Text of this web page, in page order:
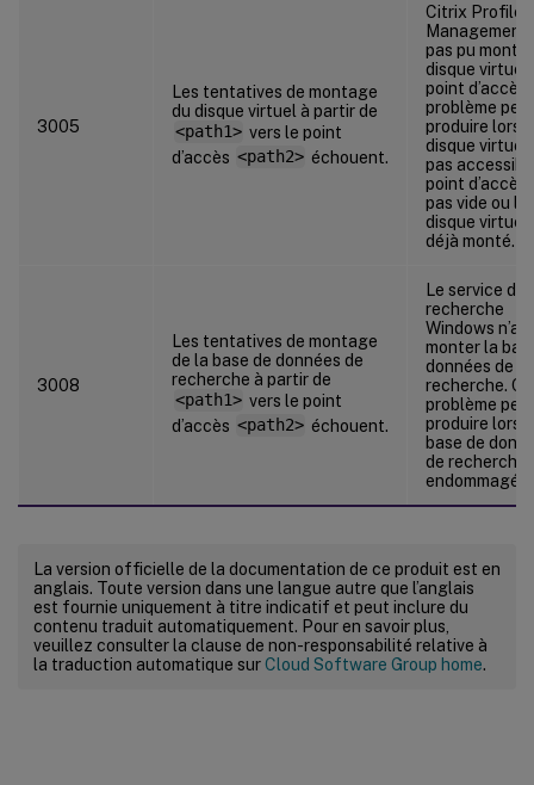
3005
Les tentatives de montage
du disque virtuel à partir de
<path1> vers le point
d’accès <path2> échouent.
Citrix Profile
Management
pas pu
disque virtuel
point d’accès.
problème
produire
disque virtuel
pas
point d’accès
pas vide ou le
disque virtuel
déjà monté.
3008
Les tentatives de montage
de la base de données de
recherche à partir de
<path1> vers le point
d’accès <path2> échouent.
Le service de
recherche
Windows n’a
monter la
données de
recherche. Ce
problème
produire
base de
de recherche
endommagée.
La version officielle de la documentation de ce produit est en
anglais. Toute version dans une langue autre que l’anglais
est fournie uniquement à titre indicatif et peut inclure du
contenu traduit automatiquement. Pour en savoir plus,
veuillez consulter la clause de non-responsabilité relative à
la traduction automatique surCloud Software Group home.